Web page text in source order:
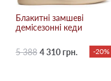
Блакитні замшеві
демісезонні кеди
5 388 4 310 грн. -20%